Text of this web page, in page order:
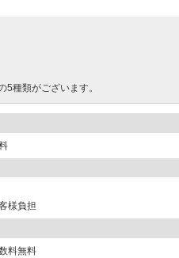
5種類がございます。
様負担
料無料